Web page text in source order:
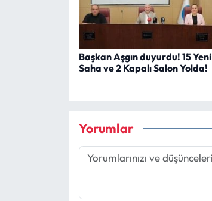
Başkan Aşgın duyurdu! 15 Yeni
Saha ve 2 Kapalı Salon Yolda!
Yorumlar